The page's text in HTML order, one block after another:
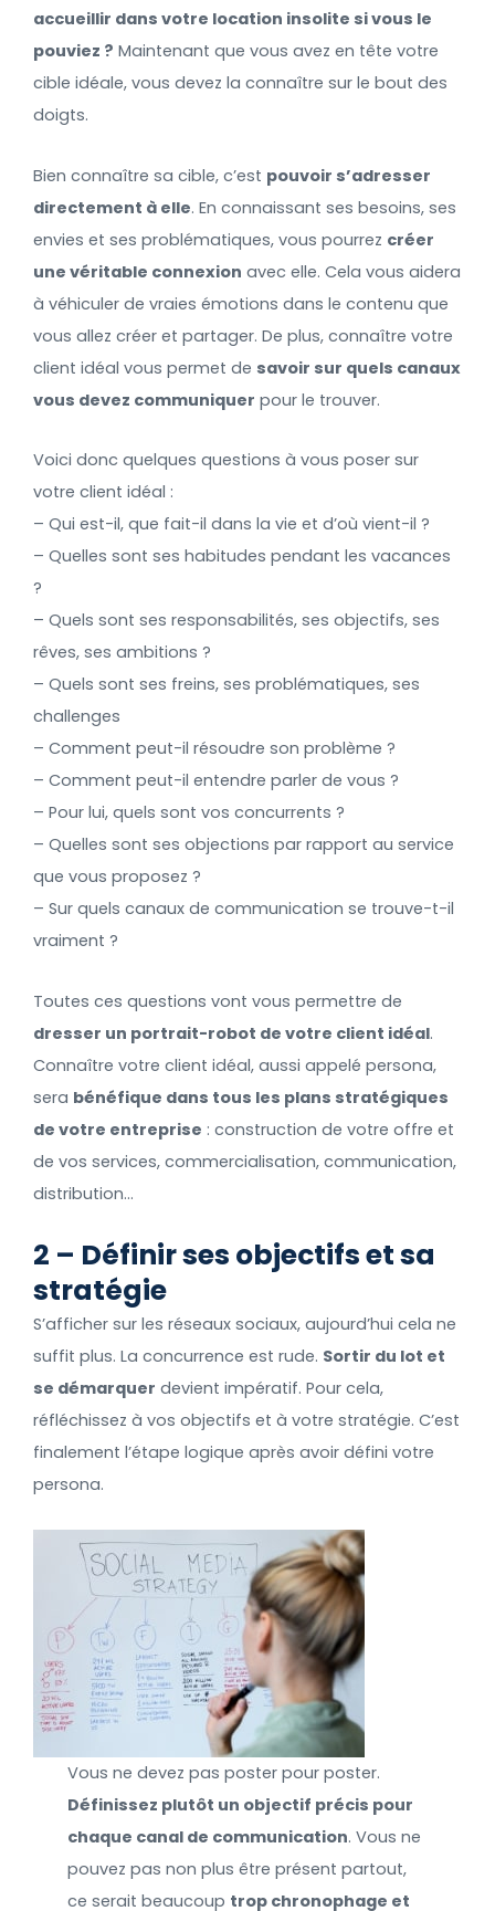
accueillir dans votre location insolite si vous le
pouviez ? Maintenant que vous avez en tête votre
cible idéale, vous devez la connaître sur le bout des
doigts.
Bien connaître sa cible, c’est pouvoir s’adresser
directement à elle. En connaissant ses besoins, ses
envies et ses problématiques, vous pourrez créer
une véritable connexion avec elle. Cela vous aidera
à véhiculer de vraies émotions dans le contenu que
vous allez créer et partager. De plus, connaître votre
client idéal vous permet de savoir sur quels canaux
vous devez communiquer pour le trouver.
Voici donc quelques questions à vous poser sur
votre client idéal :
– Qui est-il, que fait-il dans la vie et d’où vient-il ?
– Quelles sont ses habitudes pendant les vacances
?
– Quels sont ses responsabilités, ses objectifs, ses
rêves, ses ambitions ?
– Quels sont ses freins, ses problématiques, ses
challenges
– Comment peut-il résoudre son problème ?
– Comment peut-il entendre parler de vous ?
– Pour lui, quels sont vos concurrents ?
– Quelles sont ses objections par rapport au service
que vous proposez ?
– Sur quels canaux de communication se trouve-t-il
vraiment ?
Toutes ces questions vont vous permettre de
dresser un portrait-robot de votre client idéal.
Connaître votre client idéal, aussi appelé persona,
sera bénéfique dans tous les plans stratégiques
de votre entreprise : construction de votre offre et
de vos services, commercialisation, communication,
distribution…
2 – Définir ses objectifs et sa
stratégie
S’afficher sur les réseaux sociaux, aujourd’hui cela ne
suffit plus. La concurrence est rude. Sortir du lot et
se démarquer devient impératif. Pour cela,
réfléchissez à vos objectifs et à votre stratégie. C’est
finalement l’étape logique après avoir défini votre
persona.
Vous ne devez pas poster pour poster.
Définissez plutôt un objectif précis pour
chaque canal de communication. Vous ne
pouvez pas non plus être présent partout,
ce serait beaucoup trop chronophage et